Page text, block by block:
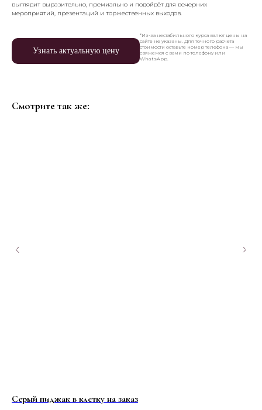
выглядит выразительно, премиально и подойдёт для вечерних
мероприятий, презентаций и торжественных выходов.
Узнать актуальную цену
*Из-за нестабильного курса валют цены на
сайте не указаны. Для точного расчета
стоимости оставьте номер телефона — мы
свяжемся с вами по телефону или
WhatsApp.
Смотрите так же:
Серый пиджак в клетку на заказ